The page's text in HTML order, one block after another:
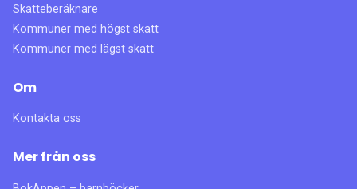
Skatteberäknare
Kommuner med högst skatt
Kommuner med lägst skatt
Om
Kontakta oss
Mer från oss